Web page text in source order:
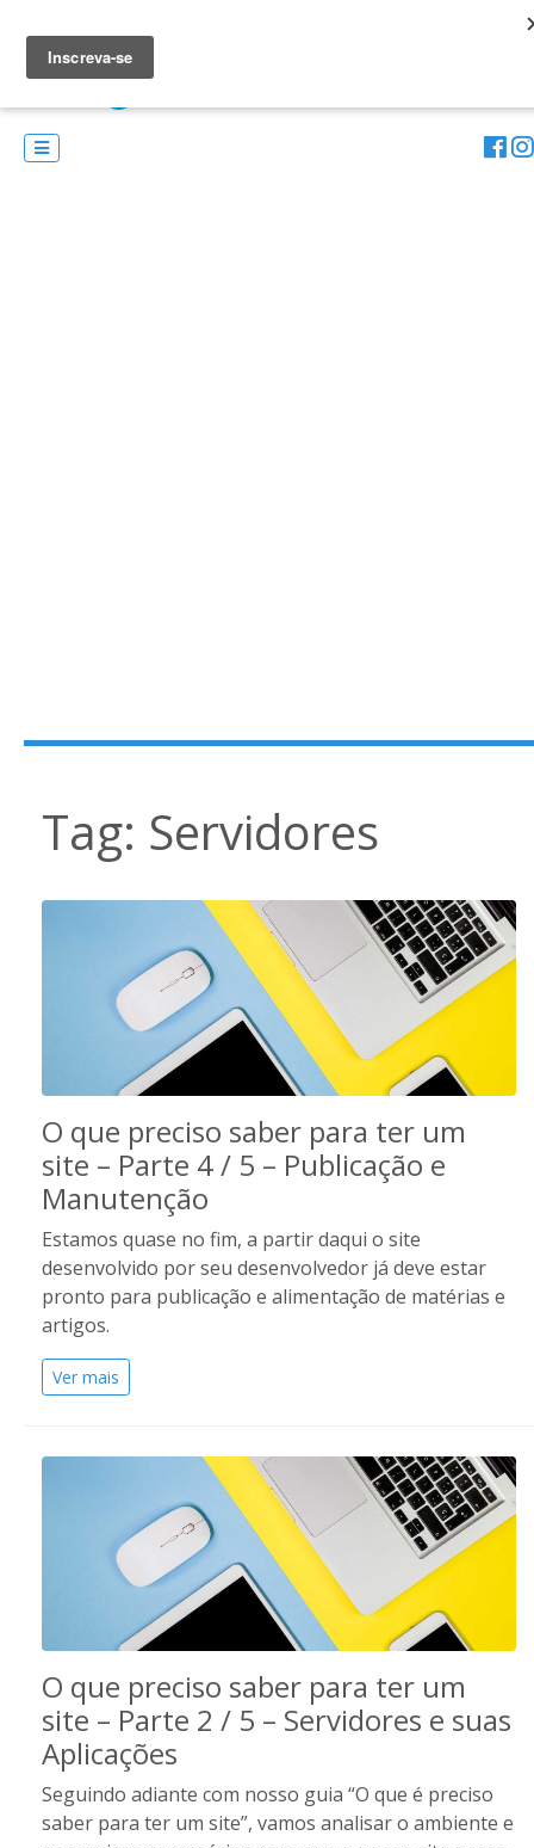
Tag: Servidores
O que preciso saber para ter um
site – Parte 4 / 5 – Publicação e
Manutenção
Estamos quase no fim, a partir daqui o site
desenvolvido por seu desenvolvedor já deve estar
pronto para publicação e alimentação de matérias e
artigos.
Ver mais
O que preciso saber para ter um
site – Parte 2 / 5 – Servidores e suas
Aplicações
Seguindo adiante com nosso guia “O que é preciso
saber para ter um site”, vamos analisar o ambiente e